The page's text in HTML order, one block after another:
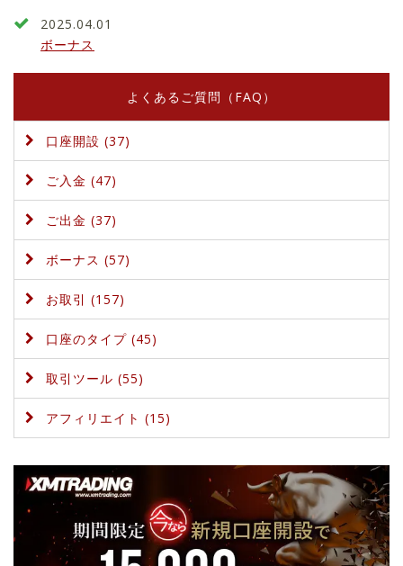
2025.04.01
ボーナス
よくあるご質問（FAQ）
口座開設 (37)
ご入金 (47)
ご出金 (37)
ボーナス (57)
お取引 (157)
口座のタイプ (45)
取引ツール (55)
アフィリエイト (15)